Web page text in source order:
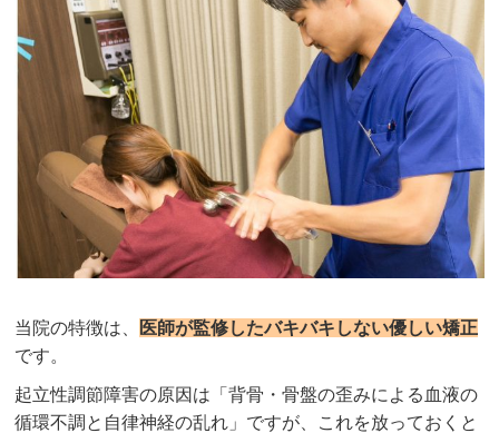
当院の特徴は、
医師が監修したバキバキしない優しい矯正
です。
起立性調節障害の原因は「背骨・骨盤の歪みによる血液の
循環不調と自律神経の乱れ」ですが、これを放っておくと